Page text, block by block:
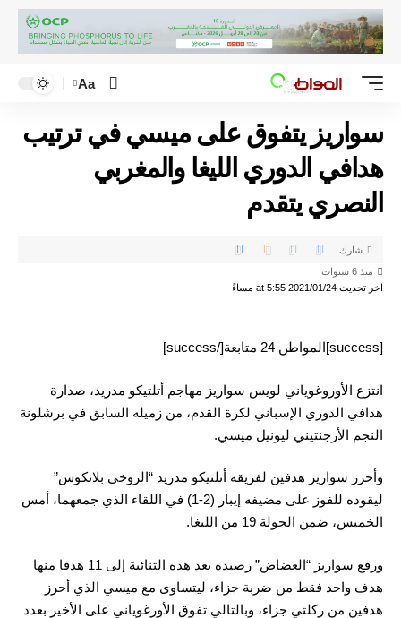
Aa
سواريز يتفوق على ميسي في ترتيب
هدافي الدوري الليغا والمغربي
النصري يتقدم
اخر تحديث 2021/01/24 at 5:55 مساءً
منذ 6 سنوات
شارك
[success]المواطن 24 متابعة[/success]
انتزع الأوروغوياني لويس سواريز مهاجم أتلتيكو مدريد، صدارة
هدافي الدوري الإسباني لكرة القدم، من زميله السابق في برشلونة
النجم الأرجنتيني ليونيل ميسي.
وأحرز سواريز هدفين لفريقه أتلتيكو مدريد “الروخي بلانكوس”
ليقوده للفوز على مضيفه إيبار (2-1) في اللقاء الذي جمعهما، أمس
الخميس، ضمن الجولة 19 من الليغا.
ورفع سواريز “العضاض” رصيده بعد هذه الثنائية إلى 11 هدفا منها
هدف واحد فقط من ضربة جزاء، ليتساوى مع ميسي الذي أحرز
هدفين من ركلتي جزاء، وبالتالي تفوق الأورغوياني على الأخير بعدد